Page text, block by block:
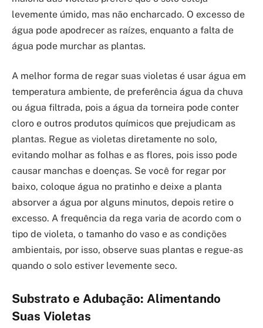
levemente úmido, mas não encharcado. O excesso de
água pode apodrecer as raízes, enquanto a falta de
água pode murchar as plantas.
A melhor forma de regar suas violetas é usar água em
temperatura ambiente, de preferência água da chuva
ou água filtrada, pois a água da torneira pode conter
cloro e outros produtos químicos que prejudicam as
plantas. Regue as violetas diretamente no solo,
evitando molhar as folhas e as flores, pois isso pode
causar manchas e doenças. Se você for regar por
baixo, coloque água no pratinho e deixe a planta
absorver a água por alguns minutos, depois retire o
excesso. A frequência da rega varia de acordo com o
tipo de violeta, o tamanho do vaso e as condições
ambientais, por isso, observe suas plantas e regue-as
quando o solo estiver levemente seco.
Substrato e Adubação: Alimentando
Suas Violetas